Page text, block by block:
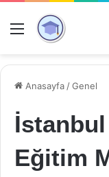
Menü
Anasayfa /Genel
Eğitim